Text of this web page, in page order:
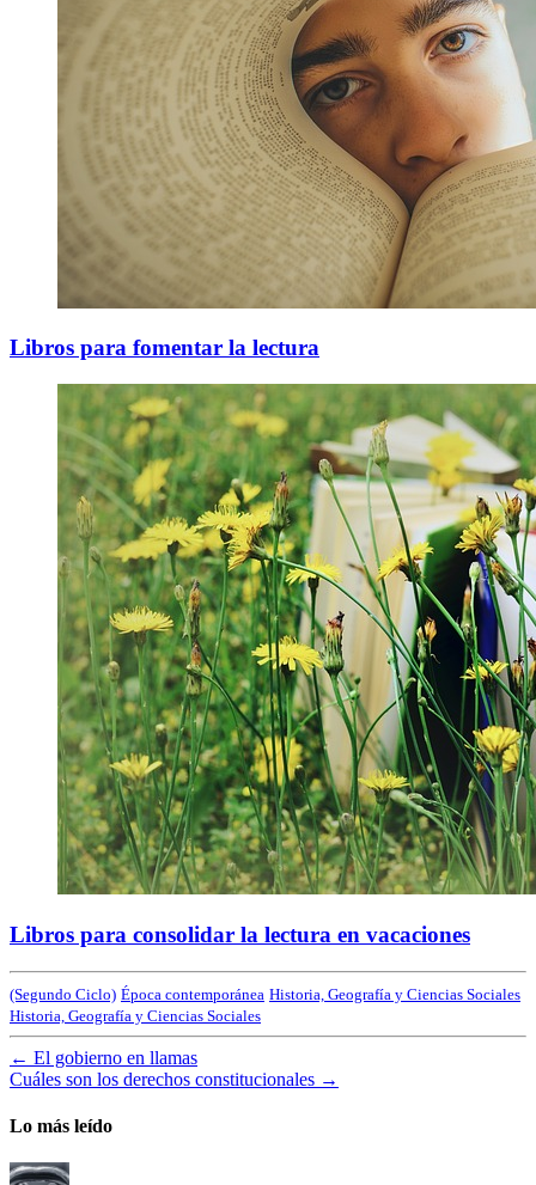
Libros para fomentar la lectura
Libros para consolidar la lectura en vacaciones
(Segundo Ciclo) Época contemporánea Historia, Geografía y Ciencias Sociales
Historia, Geografía y Ciencias Sociales
← El gobierno en llamas
Cuáles son los derechos constitucionales →
Lo más leído